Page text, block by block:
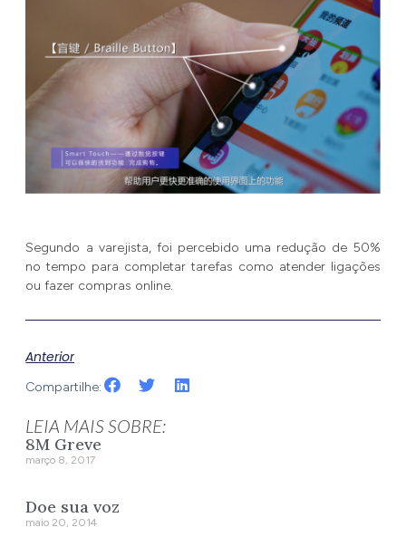
Segundo a varejista, foi percebido uma redução de 50%
no tempo para completar tarefas como atender ligações
ou fazer compras online.
Anterior
Compartilhe:
LEIA MAIS SOBRE:
8M Greve
março 8, 2017
Doe sua voz
maio 20, 2014